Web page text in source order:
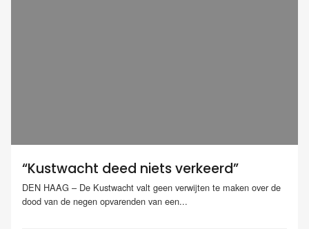
“Kustwacht deed niets verkeerd”
DEN HAAG – De Kustwacht valt geen verwijten te maken over de
dood van de negen opvarenden van een...